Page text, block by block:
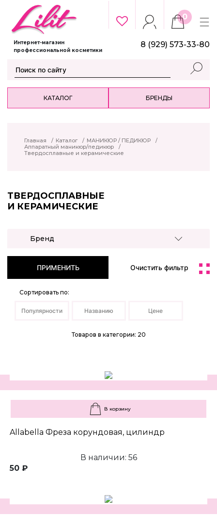
Интернет-магазин
профессиональной косметики
0
8 (929) 573-33-80
КАТАЛОГ БРЕНДЫ
Главная / Каталог / МАНИКЮР / ПЕДИКЮР
/
Аппаратный маникюр/педикюр
/
Твердосплавные и керамические
ТВЕРДОСПЛАВНЫЕ
И КЕРАМИЧЕСКИЕ
Бренд
ПРИМЕНИТЬ Очистить фильтр
Сортировать по:
Популярности Названию Цене
Товаров в категории: 20
В корзину
Allabella Фреза корундовая, цилиндр
В наличии: 56
50 ₽